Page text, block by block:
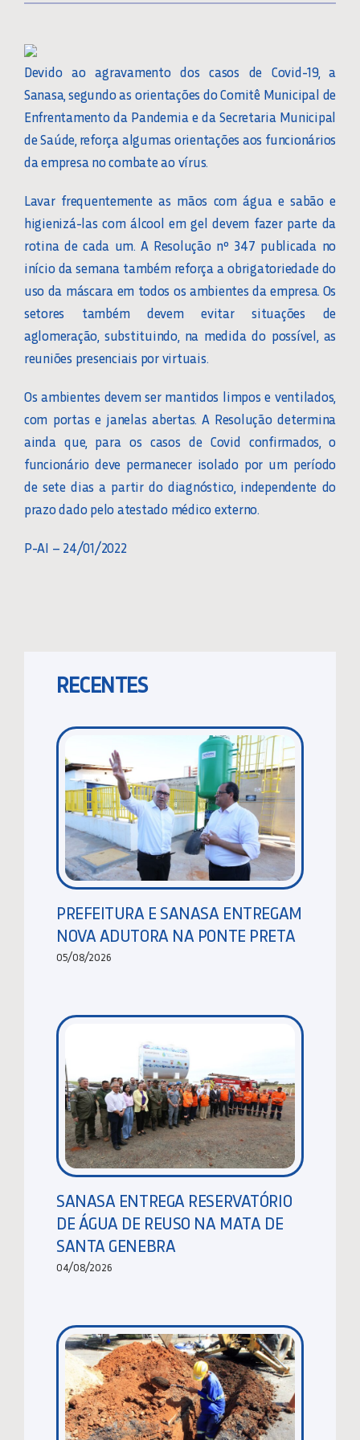
Devido ao agravamento dos casos de Covid-19, a
Sanasa, segundo as orientações do Comitê Municipal de
Enfrentamento da Pandemia e da Secretaria Municipal
de Saúde, reforça algumas orientações aos funcionários
da empresa no combate ao vírus.
Lavar frequentemente as mãos com água e sabão e
higienizá-las com álcool em gel devem fazer parte da
rotina de cada um. A Resolução nº 347 publicada no
início da semana também reforça a obrigatoriedade do
uso da máscara em todos os ambientes da empresa. Os
setores também devem evitar situações de
aglomeração, substituindo, na medida do possível, as
reuniões presenciais por virtuais.
Os ambientes devem ser mantidos limpos e ventilados,
com portas e janelas abertas. A Resolução determina
ainda que, para os casos de Covid confirmados, o
funcionário deve permanecer isolado por um período
de sete dias a partir do diagnóstico, independente do
prazo dado pelo atestado médico externo.
P-AI – 24/01/2022
RECENTES
PREFEITURA E SANASA ENTREGAM
NOVA ADUTORA NA PONTE PRETA
05/08/2026
SANASA ENTREGA RESERVATÓRIO
DE ÁGUA DE REUSO NA MATA DE
SANTA GENEBRA
04/08/2026